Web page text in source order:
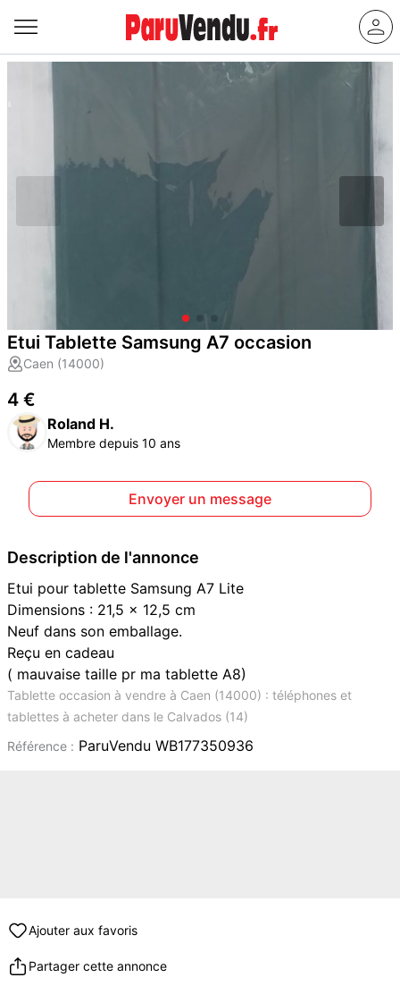
Etui Tablette Samsung A7 occasion
Caen (14000)
4 €
Roland H.
Membre depuis 10 ans
Envoyer un message
Description de l'annonce
Etui pour tablette Samsung A7 Lite
Dimensions : 21,5 x 12,5 cm
Neuf dans son emballage.
Reçu en cadeau
( mauvaise taille pr ma tablette A8)
Tablette occasion à vendre à Caen (14000) : téléphones et
tablettes à acheter dans le Calvados (14)
Référence : ParuVendu WB177350936
Ajouter aux favoris
Partager cette annonce